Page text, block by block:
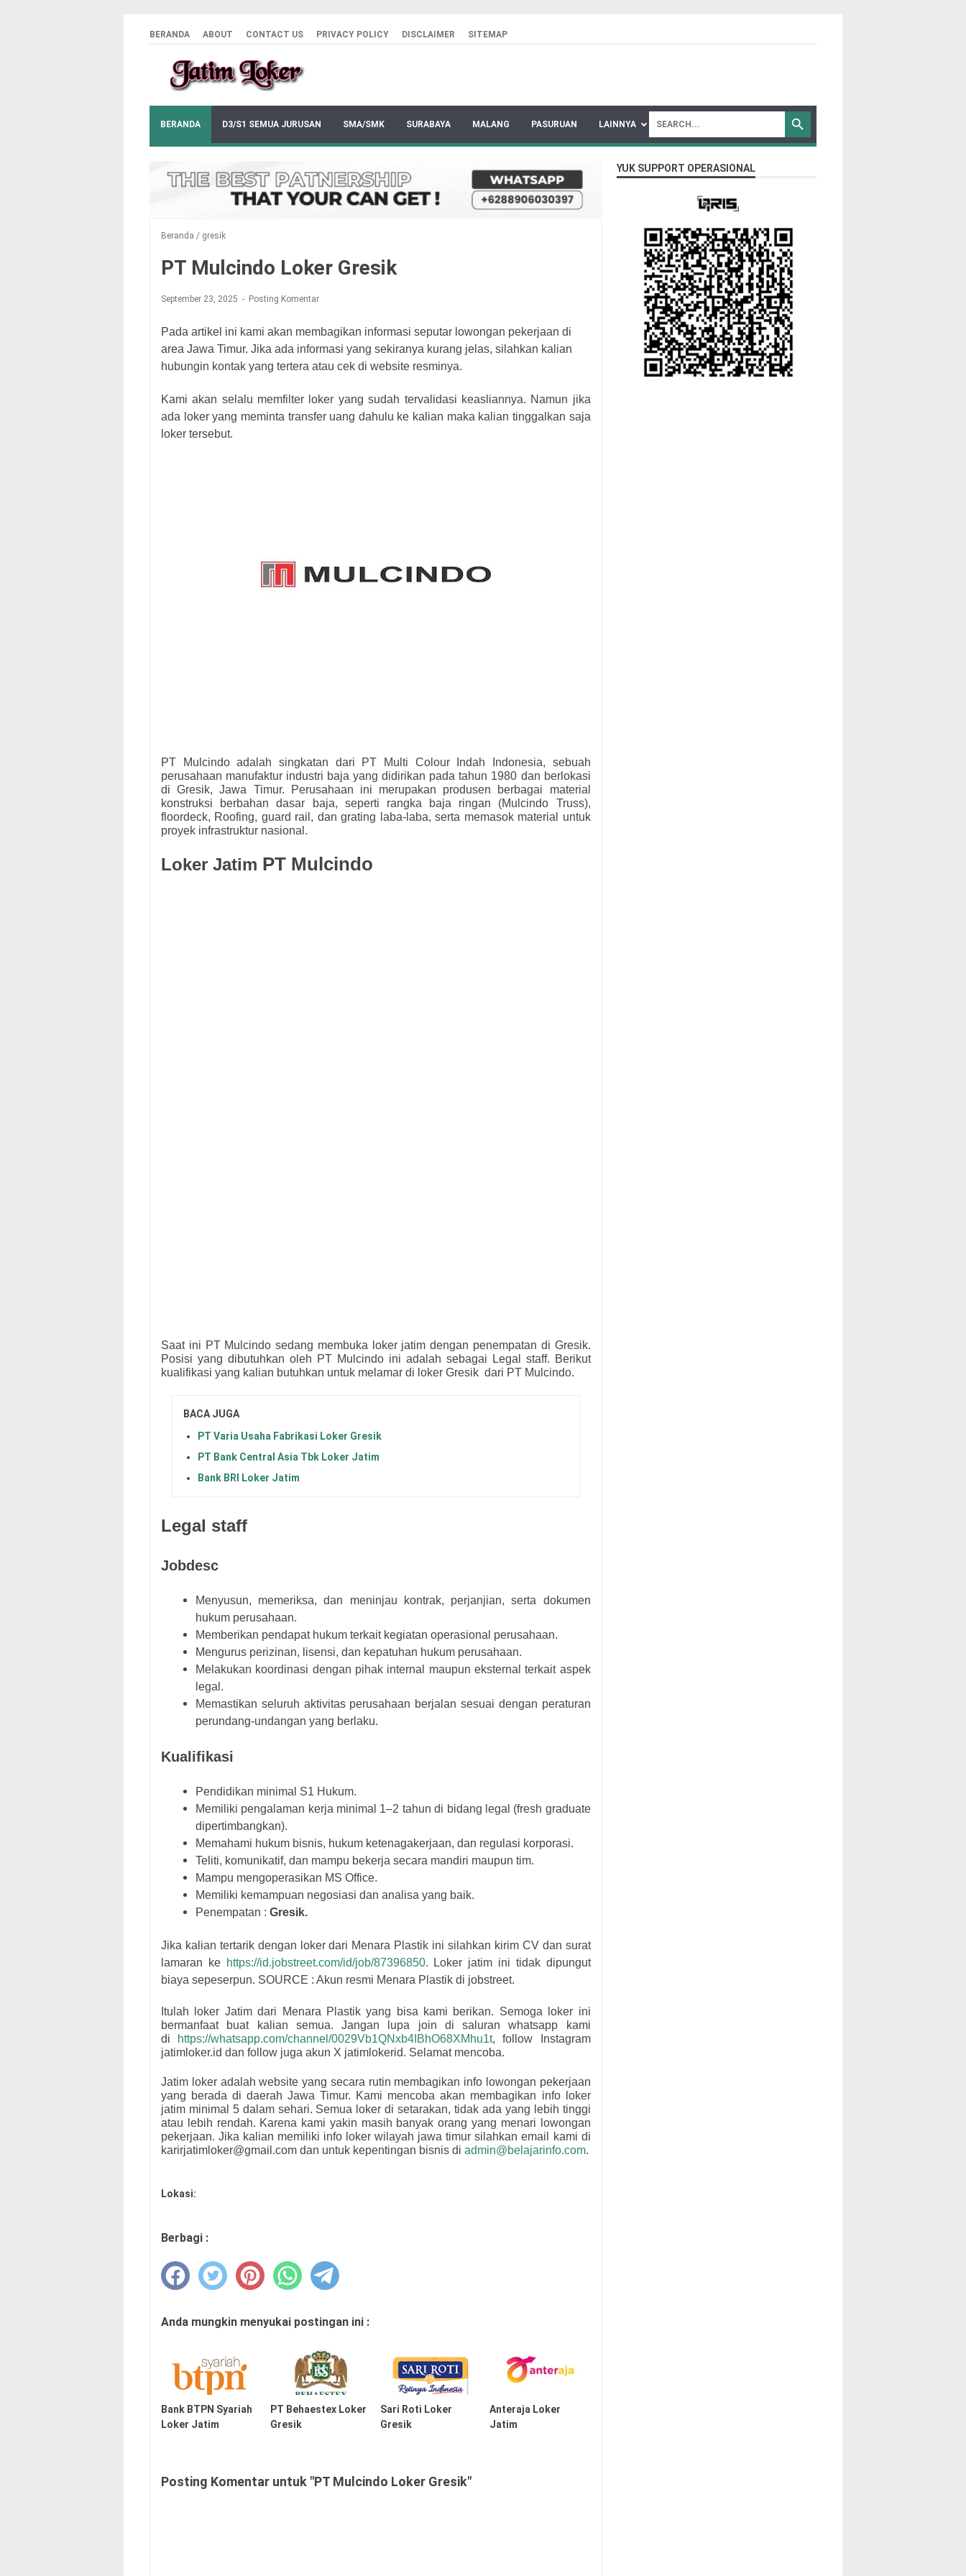
BERANDA ABOUT CONTACT US PRIVACY POLICY DISCLAIMER SITEMAP
BERANDA D3/S1 SEMUA JURUSAN SMA/SMK SURABAYA MALANG PASURUAN LAINNYA
Beranda / gresik
PT Mulcindo Loker Gresik
September 23, 2025 Posting Komentar
Pada artikel ini kami akan membagikan informasi seputar lowongan pekerjaan di
area Jawa Timur. Jika ada informasi yang sekiranya kurang jelas, silahkan kalian
hubungin kontak yang tertera atau cek di website resminya.
Kami akan selalu memfilter loker yang sudah tervalidasi keasliannya. Namun jika
ada loker yang meminta transfer uang dahulu ke kalian maka kalian tinggalkan saja
loker tersebut.
PT Mulcindo adalah singkatan dari PT Multi Colour Indah Indonesia, sebuah
perusahaan manufaktur industri baja yang didirikan pada tahun 1980 dan berlokasi
di Gresik, Jawa Timur. Perusahaan ini merupakan produsen berbagai material
konstruksi berbahan dasar baja, seperti rangka baja ringan (Mulcindo Truss),
floordeck, Roofing, guard rail, dan grating laba-laba, serta memasok material untuk
proyek infrastruktur nasional.
Loker Jatim PT Mulcindo
Saat ini PT Mulcindosedang membuka loker jatim dengan penempatan di Gresik.
Posisi yang dibutuhkan oleh PT Mulcindo ini adalah sebagai Legal staff. Berikut
kualifikasi yang kalian butuhkan untuk melamar di loker Gresik dari PT Mulcindo.
BACA JUGA
PT Varia Usaha Fabrikasi Loker Gresik
PT Bank Central Asia Tbk Loker Jatim
Bank BRI Loker Jatim
Legal staff
Jobdesc
Menyusun, memeriksa, dan meninjau kontrak, perjanjian, serta dokumen
hukum perusahaan.
Memberikan pendapat hukum terkait kegiatan operasional perusahaan.
Mengurus perizinan, lisensi, dan kepatuhan hukum perusahaan.
Melakukan koordinasi dengan pihak internal maupun eksternal terkait aspek
legal.
Memastikan seluruh aktivitas perusahaan berjalan sesuai dengan peraturan
perundang-undangan yang berlaku.
Kualifikasi
Pendidikan minimal S1 Hukum.
Memiliki pengalaman kerja minimal 1–2 tahun di bidang legal (fresh graduate
dipertimbangkan).
Memahami hukum bisnis, hukum ketenagakerjaan, dan regulasi korporasi.
Teliti, komunikatif, dan mampu bekerja secara mandiri maupun tim.
Mampu mengoperasikan MS Office.
Memiliki kemampuan negosiasi dan analisa yang baik.
Penempatan : Gresik.
Jika kalian tertarik dengan loker dari Menara Plastik ini silahkan kirim CV dan surat
lamaran ke https://id.jobstreet.com/id/job/87396850. Loker jatim ini tidak dipungut
biaya sepeserpun. SOURCE : Akun resmi Menara Plastik di jobstreet.
Itulah loker Jatim dari Menara Plastikyang bisa kami berikan. Semoga loker ini
bermanfaat buat kalian semua.Jangan lupa join di saluran whatsapp kami
di
https://whatsapp.com/channel/0029Vb1QNxb4IBhO68XMhu1t, follow Instagram
jatimloker.id dan follow juga akun X jatimlokerid. Selamat mencoba.
Jatim loker adalah website yang secara rutin membagikan info lowongan pekerjaan
yang berada di daerah Jawa Timur. Kami mencoba akan membagikan info loker
jatim minimal 5 dalam sehari. Semua loker di setarakan, tidak ada yang lebih tinggi
atau lebih rendah. Karena kami yakin masih banyak orang yang menari lowongan
pekerjaan. Jika kalian memiliki info loker wilayah jawa timur silahkan email kami di
karirjatimloker@gmail.com dan untuk kepentingan bisnis di admin@belajarinfo.com.
Lokasi:
Berbagi :
Anda mungkin menyukai postingan ini :
Bank BTPN Syariah
Loker Jatim
PT Behaestex Loker
Gresik
Sari Roti Loker
Gresik
Anteraja Loker
Jatim
Posting Komentar untuk "PT Mulcindo Loker Gresik"
YUK SUPPORT OPERASIONAL